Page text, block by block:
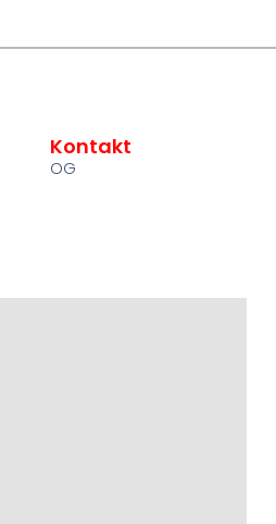
Kontakt
OG